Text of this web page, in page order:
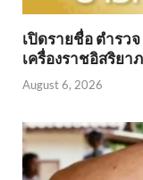
เปิดรายชื่อ ตำรว
เครื่องราชอิสริย
August 6, 2026